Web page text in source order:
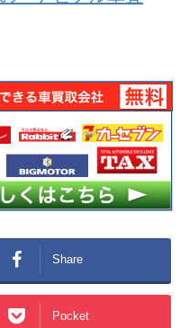
Share
Pocket